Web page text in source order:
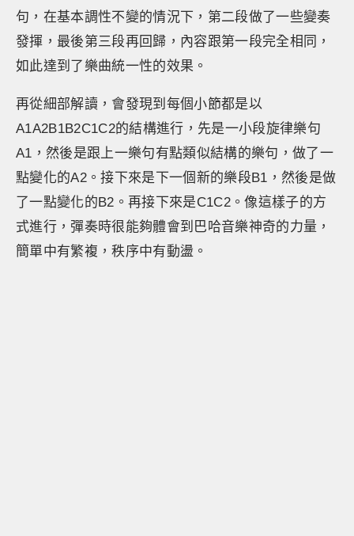
句，在基本調性不變的情況下，第二段做了一些變奏
發揮，最後第三段再回歸，內容跟第一段完全相同，
如此達到了樂曲統一性的效果。
再從細部解讀，會發現到每個小節都是以
A1A2B1B2C1C2的結構進行，先是一小段旋律樂句
A1，然後是跟上一樂句有點類似結構的樂句，做了一
點變化的A2。接下來是下一個新的樂段B1，然後是做
了一點變化的B2。再接下來是C1C2。像這樣子的方
式進行，彈奏時很能夠體會到巴哈音樂神奇的力量，
簡單中有繁複，秩序中有動盪。